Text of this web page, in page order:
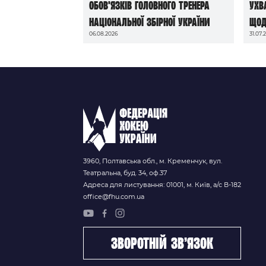
обов’язків головного тренера
національної збірної України
06.08.2026
до
3960, Полтавська обл., м. Кременчук, вул.
Театральна, буд. 34, оф.37
Адреса для листування: 01001, м. Київ, а/с В-182
office@fhu.com.ua
зворотній зв’язок